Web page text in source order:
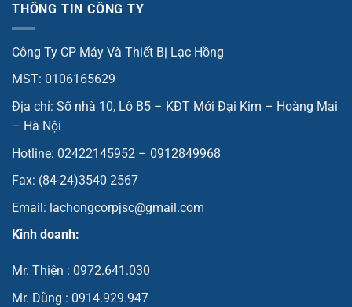
THÔNG TIN CÔNG TY
Công Ty CP Máy Và Thiết Bị Lạc Hồng
MST: 0106165629
Địa chỉ: Số nhà 10, Lô B5 – KĐT Mới Đại Kim – Hoàng Mai
– Hà Nội
Hotline: 02422145952 – 0912849968
Fax: (84-24)3540 2567
Email: lachongcorpjsc@gmail.com
Kinh doanh:
Mr. Thiện : 0972.641.030
Mr. Dũng : 0914.929.947